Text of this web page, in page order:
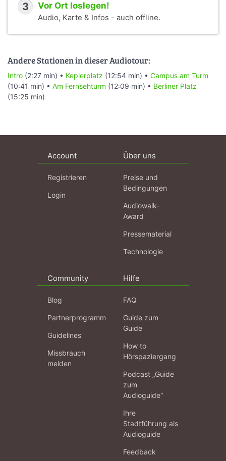
3 Vor Ort loslegen!
Audio, Karte & Infos - auch offline.
Andere Stationen in dieser Audiotour:
Intro (2:27 min) • Keplerplatz (12:54 min) • Campus am Turm
(10:41 min) • Am Fernsehturm (12:09 min) • Berliner Platz
(15:25 min)
Account
Registrieren
Login
Über uns
Preise und
Bedingungen
Audiowalk-
Award
Pressematerial
Technologie
Community
Blog
Partnerprogramm
Guidelines
Missbrauch
melden
Hilfe
FAQ
Guide zum
Guide
How to
Hörspaziergang
Podcast „Guide
zum
Audioguide“
Ihre
Stadtführung als
Audioguide
Feedback